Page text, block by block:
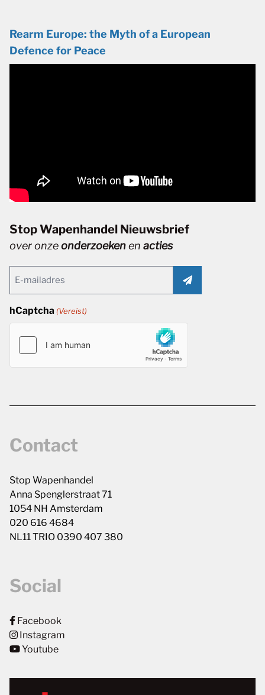
Rearm Europe: the Myth of a European
Defence for Peace
Stop Wapenhandel Nieuwsbrief
over onzeonderzoekenen acties
(Vereist)
hCaptcha (Vereist)
Contact
Stop Wapenhandel
Anna Spenglerstraat 71
1054 NH Amsterdam
020 616 4684
NL11 TRIO 0390 407 380
Social
Facebook
Instagram
Youtube